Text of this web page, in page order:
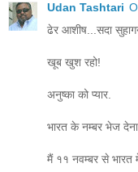
Udan Tashtari
ढेर आशीष...सदा
खूब खुश रहो!
अनुष्का को प्यार.
भारत के नम्बर भेज
मैं ११ नवम्बर से भारत